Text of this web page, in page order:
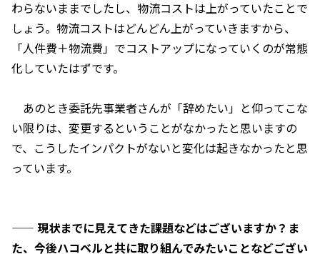
わらないままでしたし、物流コストは上がっていたことで
しょう。物流コストはどんどん上がっていきますから、
「人件費＋物流費」でコストアップになっていくのが常態
化していたはずです。
あのとき委託先事業者さんが「辞めたい」と仰ってこな
い限りは、変更するということがなかったと思いますの
で、こうしたインパクトがないと変化は起きなかったと思
っています。
—— 現状までに見えてきた課題などはございますか？ま
た、今後ハコベルと共に取り組んでみたいことなどござい